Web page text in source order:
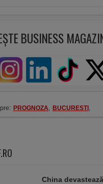
BUSINESS
PROGNOZA, BUCURESTI ,
China